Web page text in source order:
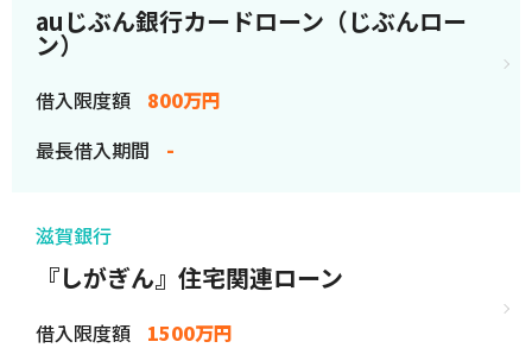
auじぶん銀行カードローン（じぶんロー
ン）
借入限度額
800万円
最長借入期間
-
滋賀銀行
『しがぎん』住宅関連ローン
借入限度額
1500万円